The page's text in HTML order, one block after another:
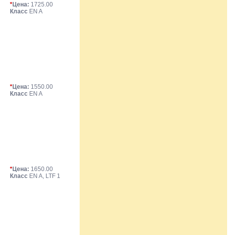
*Цена: 1725.00
Класс EN A
*Цена: 1550.00
Класс EN A
*Цена: 1650.00
Класс EN A, LTF 1